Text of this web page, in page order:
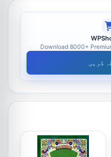
Download 8000+
کریں